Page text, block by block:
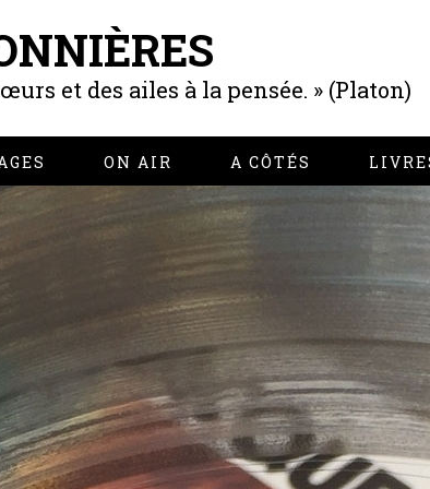
et des ailes à la pensée. » (Platon)
ON AIR A CÔTÉS